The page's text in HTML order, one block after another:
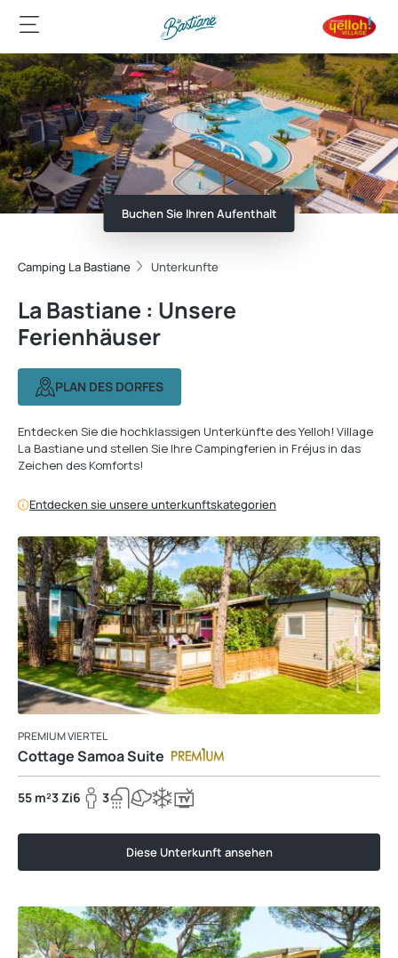
Buchen Sie Ihren Aufenthalt
Camping La Bastiane Unterkunfte
La Bastiane : Unsere
Ferienhäuser
PLAN DES DORFES
Entdecken Sie die hochklassigen Unterkünfte des Yelloh! Village
La Bastiane und stellen Sie Ihre Campingferien in Fréjus in das
Zeichen des Komforts!
Entdecken sie unsere unterkunftskategorien
PREMIUM VIERTEL
Cottage Samoa Suite
55 m²3 Zi6 3
Diese Unterkunft ansehen